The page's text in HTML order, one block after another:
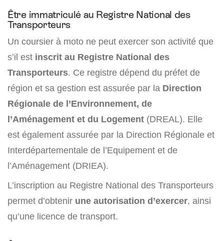
Être immatriculé au Registre National des
Transporteurs
Un coursier à moto ne peut exercer son activité que
s’il est inscrit au Registre National des
Transporteurs. Ce registre dépend du préfet de
région et sa gestion est assurée par la Direction
Régionale de l’Environnement, de
l’Aménagement et du Logement (DREAL). Elle
est également assurée par la Direction Régionale et
Interdépartementale de l’Equipement et de
l’Aménagement (DRIEA).
L’inscription au Registre National des Transporteurs
permet d’obtenir une autorisation d’exercer, ainsi
qu’une licence de transport.